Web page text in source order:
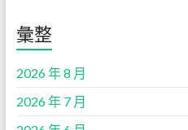
彙整
2026 年 8 月
2026 年 7 月